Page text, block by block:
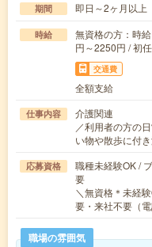
期間 即日～2ヶ月以
時給
無資格の方：時
円～2250円 / 初
交通費
全額支給
仕事内容
介護関連
／利用者の方の
い物や散歩に付
応募資格
職種未経験OK /
要
＼無資格＊未経
要・来社不要（
職場の雰囲気